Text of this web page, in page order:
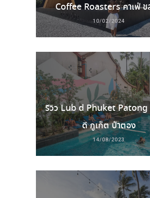
Coffee Roasters คาเฟ่ ช
10/02/2024
รีวิว Lub d Phuket Patong
ดี ภูเก็ต ป่าตอง
14/08/2023